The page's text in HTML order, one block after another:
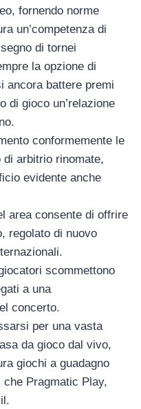
fornendo norme
un’competenza di
di tornei
la opzione di
ancora battere premi
di gioco un’relazione
conformemente le
di arbitrio rinomate,
evidente anche
area consente di offrire
regolato di nuovo
scommettono
a una
concerto.
per una vasta
da gioco dal vivo,
giochi a guadagno
Pragmatic Play,